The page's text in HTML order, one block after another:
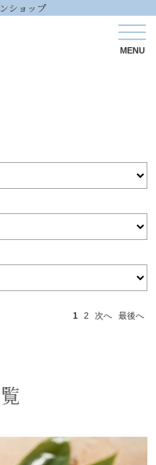
ショップ
1 2 次へ 最後へ